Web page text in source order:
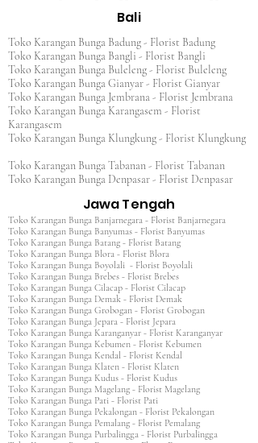
Bali
Toko Karangan Bunga Badung - Florist Badung
Toko Karangan Bunga Bangli - Florist Bangli
Toko Karangan Bunga Buleleng - Florist Buleleng
Toko Karangan Bunga Gianyar - Florist Gianyar
Toko Karangan Bunga Jembrana - Florist Jembrana
Toko Karangan Bunga Karangasem - Florist
Karangasem
Toko Karangan Bunga Klungkung - Florist Klungkung
Toko Karangan Bunga Tabanan - Florist Tabanan
Toko Karangan Bunga Denpasar - Florist Denpasar
Jawa Tengah
Toko Karangan Bunga Banjarnegara - Florist Banjarnegara
Toko Karangan Bunga Banyumas - Florist Banyumas
Toko Karangan Bunga Batang - Florist Batang
Toko Karangan Bunga Blora - Florist Blora
Toko Karangan Bunga Boyolali - Florist Boyolali
Toko Karangan Bunga Brebes - Florist Brebes
Toko Karangan Bunga Cilacap - Florist Cilacap
Toko Karangan Bunga Demak - Florist Demak
Toko Karangan Bunga Grobogan - Florist Grobogan
Toko Karangan Bunga Jepara - Florist Jepara
Toko Karangan Bunga Karanganyar - Florist Karanganyar
Toko Karangan Bunga Kebumen - Florist Kebumen
Toko Karangan Bunga Kendal - Florist Kendal
Toko Karangan Bunga Klaten - Florist Klaten
Toko Karangan Bunga Kudus - Florist Kudus
Toko Karangan Bunga Magelang - Florist Magelang
Toko Karangan Bunga Pati - Florist Pati
Toko Karangan Bunga Pekalongan - Florist Pekalongan
Toko Karangan Bunga Pemalang - Florist Pemalang
Toko Karangan Bunga Purbalingga - Florist Purbalingga